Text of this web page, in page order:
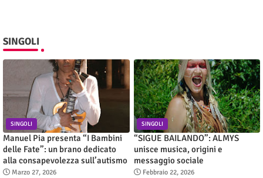
SINGOLI
SINGOLI
Manuel Pia presenta “I Bambini
delle Fate”: un brano dedicato
alla consapevolezza sull’autismo
Marzo 27, 2026
SINGOLI
“SIGUE BAILANDO”: ALMYS
unisce musica, origini e
messaggio sociale
Febbraio 22, 2026